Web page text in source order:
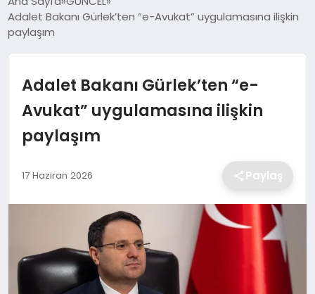
SPOR
DÜNYA
SİYASET
MAGAZİN
SAĞLIK
Adalet Bakanı Gürlek’ten “e-Avukat” uygulamasına ilişkin
paylaşım
Adalet Bakanı Gürlek’ten “e-
Avukat” uygulamasına ilişkin
paylaşım
17 Haziran 2026 Paylaş